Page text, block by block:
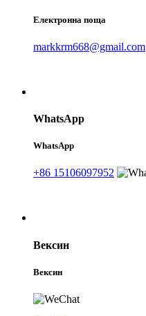
Електронна поща
markkrm668@gmail.com
WhatsApp
WhatsApp
+86 15106097952
Вексин
Вексин